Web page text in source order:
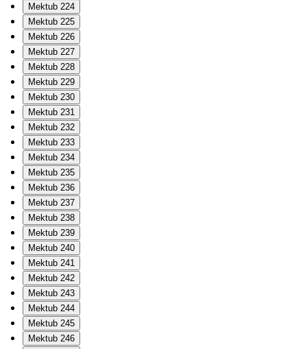
Mektub 224
Mektub 225
Mektub 226
Mektub 227
Mektub 228
Mektub 229
Mektub 230
Mektub 231
Mektub 232
Mektub 233
Mektub 234
Mektub 235
Mektub 236
Mektub 237
Mektub 238
Mektub 239
Mektub 240
Mektub 241
Mektub 242
Mektub 243
Mektub 244
Mektub 245
Mektub 246